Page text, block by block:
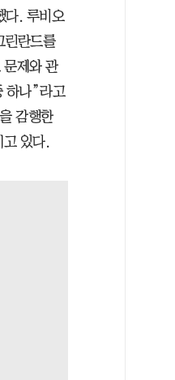
다. 루비오
린란드를
문제와 관
하나”라고
감행한
고 있다.